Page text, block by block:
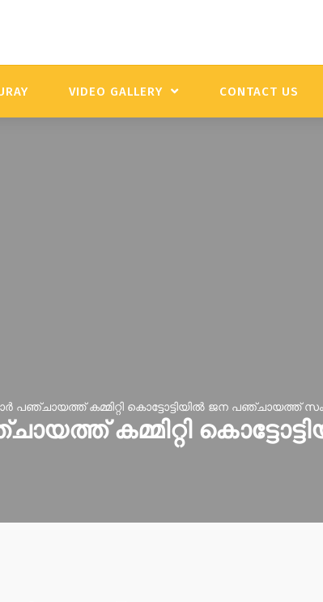
VIDEO GALLERY CONTACT US
പഞ്ചായത്ത് കമ്മിറ്റി കൊട്ടോട്ടിയിൽ ജന പഞ്ചായത്ത്
കമ്മിറ്റി